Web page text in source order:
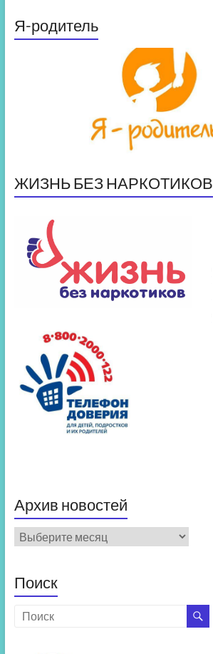
Я-родитель
ЖИЗНЬ БЕЗ НАРКОТИКОВ
Архив новостей
Архив
новостей
Поиск